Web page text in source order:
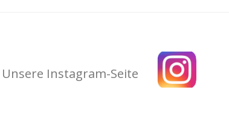
Unsere Instagram-Seite